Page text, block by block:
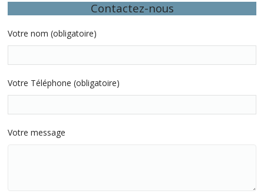
Contactez-nous
Votre nom (obligatoire)
Votre Téléphone (obligatoire)
Votre message